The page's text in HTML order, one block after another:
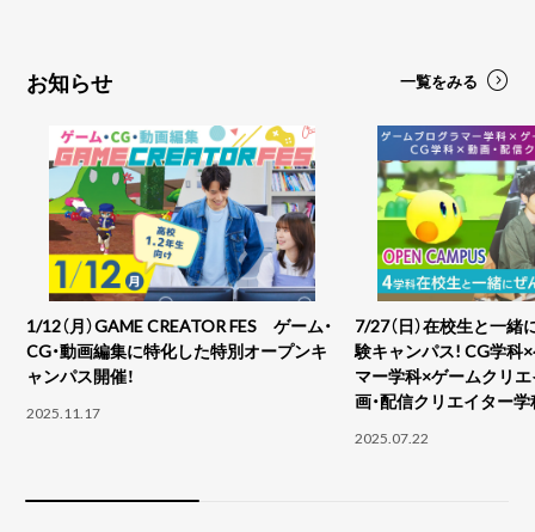
お知らせ
1/12（月）GAME CREATOR FES ゲーム・
CG・動画編集に特化した特別オープンキ
ャンパス開催！
2025.11.17
7/27（日）在校生と一緒
験キャンパス! CG学科
マー学科×ゲームクリ
画・配信クリエイター
2025.07.22
一覧をみる